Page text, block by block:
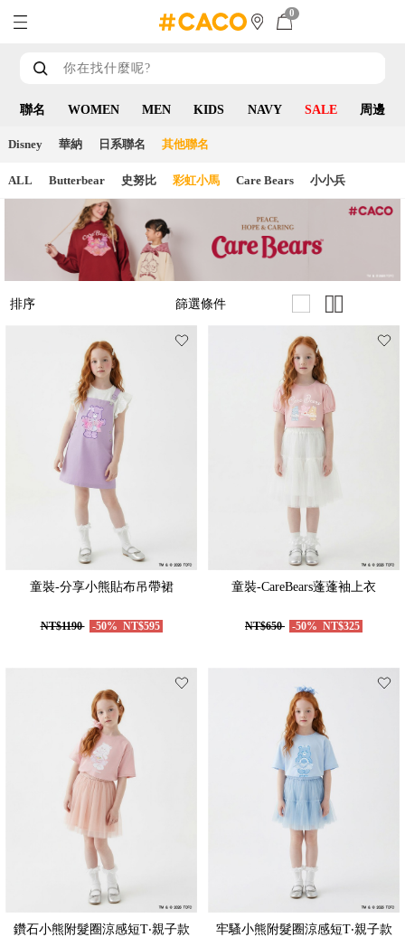
0
聯名 WOMEN MEN KIDS NAVY SALE 周邊
Disney 華納 日系聯名 其他聯名
ALL Butterbear 史努比 彩虹小馬 Care Bears 小小兵
排序 篩選條件
童裝-分享小熊貼布吊帶裙
NT$1190 -50% NT$595
童裝-CareBears蓬蓬袖上衣
NT$650 -50% NT$325
鑽石小熊附髮圈涼感短T‧親子款
牢騷小熊附髮圈涼感短T‧親子款